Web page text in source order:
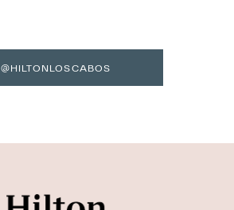
@HILTONLOSCABOS